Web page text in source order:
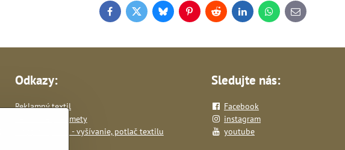
FacebookTwitterBlueskyPinterestRedditLinkedInWhatsApp
E-
mail
Odkazy:
Reklamný textil
Reklamné predmety
Vlastná výroba - vyšívanie, potlač textilu
Sledujte nás:
Facebook
instagram
youtube